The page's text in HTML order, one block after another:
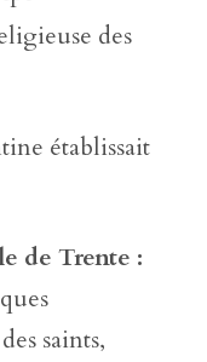
des
établissait
de Trente :
saints,